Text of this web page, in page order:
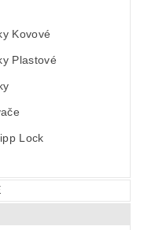
Kovové
Plastové
Lock